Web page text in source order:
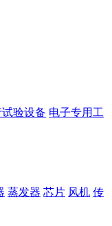
验设备 电子专用工
蒸发器 芯片 风机 传